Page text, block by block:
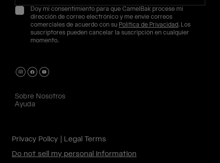
Doy mi consentimiento para que CamelBak procese mi
dirección de correo electrónico y me envíe correos
comerciales de acuerdo con su Política de Privacidad. Los
suscriptores pueden cancelar la suscripción en cualquier
momento.
Sobre Nosotros
Ayuda
Privacy Policy
Legal Terms
Do not sell my personal information